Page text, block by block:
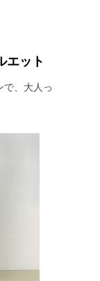
エット
で、大人っ